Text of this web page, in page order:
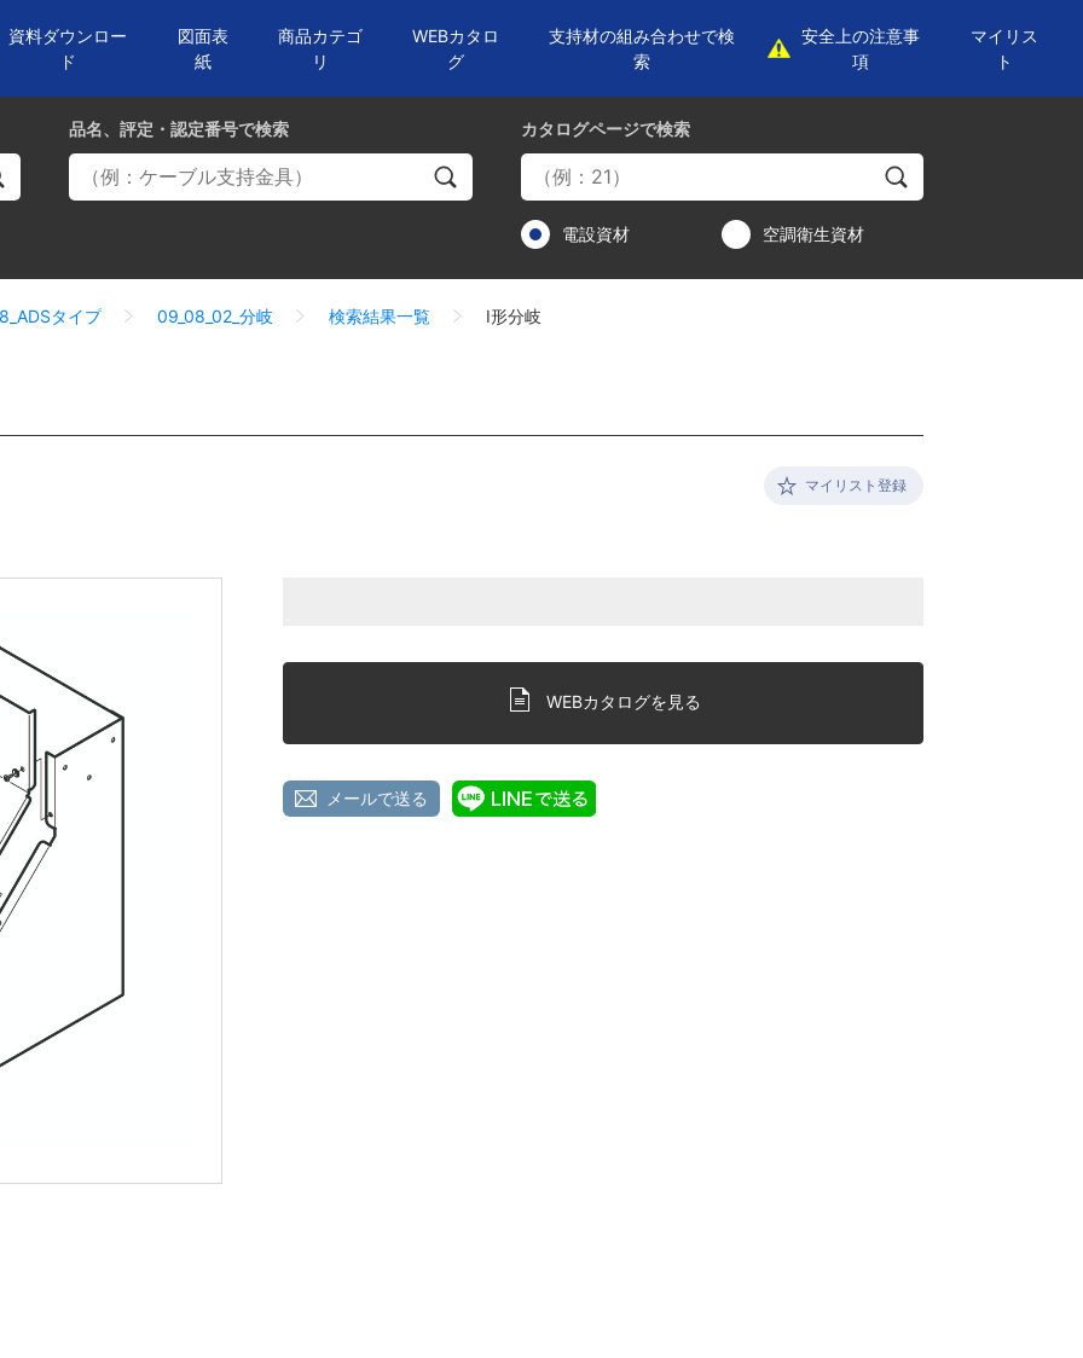
資料ダウンロー
ド
図面表
紙
商品カテゴ
リ
WEBカタロ
グ
支持材の組み合わせで検
索
安全上の注意事
項
マイリス
ト
カタログページで検索
電設資材 空調衛生資材
品名、評定・認定番号で検索
タイプ 09_08_02_分岐 検索結果一覧 I形分岐
マイリスト登録
WEBカタログを見る
メールで送る